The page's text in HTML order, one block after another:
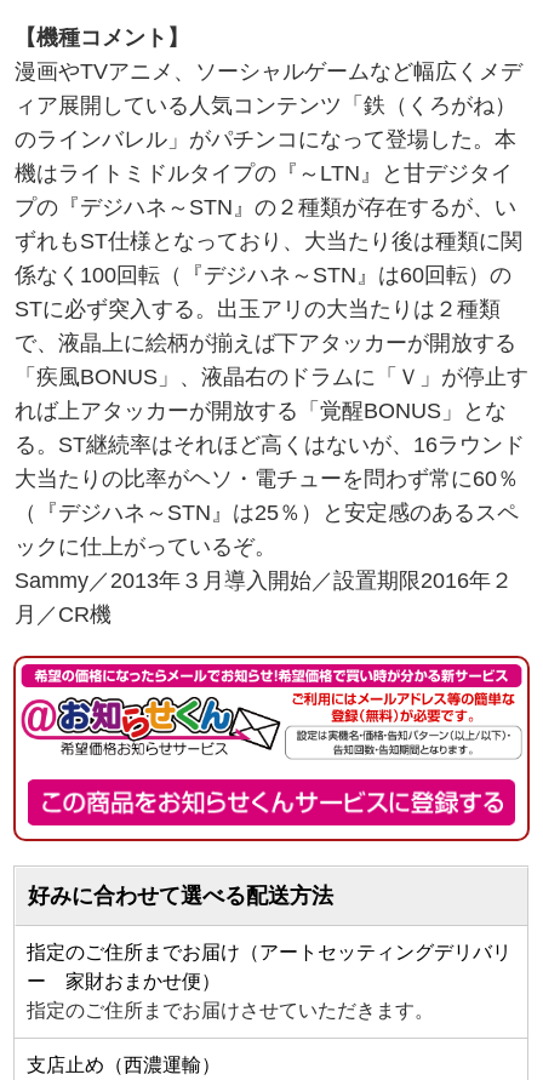
【機種コメント】
漫画やTVアニメ、ソーシャルゲームなど幅広くメデ
ィア展開している人気コンテンツ「鉄（くろがね）
のラインバレル」がパチンコになって登場した。本
機はライトミドルタイプの『～LTN』と甘デジタイ
プの『デジハネ～STN』の２種類が存在するが、い
ずれもST仕様となっており、大当たり後は種類に関
係なく100回転（『デジハネ～STN』は60回転）の
STに必ず突入する。出玉アリの大当たりは２種類
で、液晶上に絵柄が揃えば下アタッカーが開放する
「疾風BONUS」、液晶右のドラムに「Ｖ」が停止す
れば上アタッカーが開放する「覚醒BONUS」とな
る。ST継続率はそれほど高くはないが、16ラウンド
大当たりの比率がヘソ・電チューを問わず常に60％
（『デジハネ～STN』は25％）と安定感のあるスペ
ックに仕上がっているぞ。
Sammy／2013年３月導入開始／設置期限2016年２
月／CR機
好みに合わせて選べる配送方法
指定のご住所までお届け（アートセッティングデリバリ
ー 家財おまかせ便）
指定のご住所までお届けさせていただきます。
支店止め（西濃運輸）